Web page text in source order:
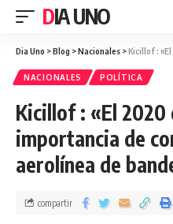
DIA UNO
Dia Uno >Blog >Nacionales >Kicillof : «El 2020
NACIONALES POLÍTICA
Kicillof : «El 2020
importancia de
aerolínea de
compartir